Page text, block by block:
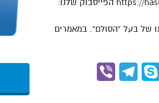
השעורים מועברים בשידור חי בכל יום ב 03:30 באתר הסולם.https://hasulam.co.il הפייסבוק שלנו:
של בעל “הסולם”. במאמרים
Message
Skype
Telegram